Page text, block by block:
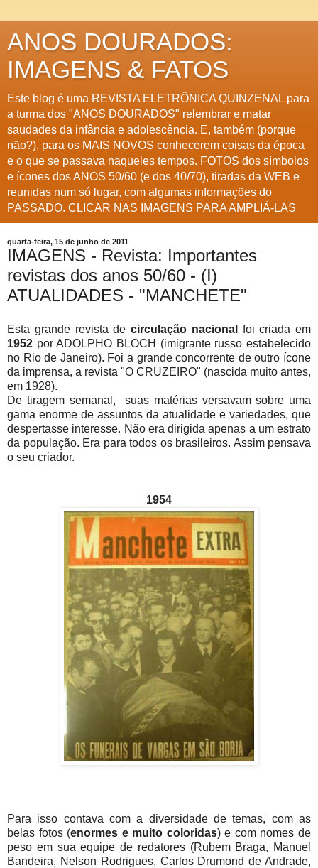
ANOS DOURADOS:
IMAGENS & FATOS
Este blog é uma REVISTA ELETRÔNICA QUINZENAL para
a turma dos "ANOS DOURADOS" relembrar e matar
saudades da infância e adolescência. E, também (porque
não?), para os MAIS NOVOS conhecerem coisas da época
e o que se passava naqueles tempos. FOTOS dos símbolos
e ícones dos ANOS 50/60 (e dos 40/70), tiradas da WEB e
reunidas num só lugar, com algumas informações do
PASSADO. CLICAR NAS IMAGENS PARA AMPLIÁ-LAS
quarta-feira, 15 de junho de 2011
IMAGENS - Revista: Importantes
revistas dos anos 50/60 - (I)
ATUALIDADES - "MANCHETE"
Esta grande revista de circulação nacional
foi criada em
1952 por ADOLPHO BLOCH (imigrante russo estabelecido
no Rio de Janeiro). Foi a grande concorrente de outro ícone
da imprensa, a revista "O CRUZEIRO" (nascida muito antes,
em 1928).
De tiragem semanal, suas matérias versavam sobre uma
gama enorme de assuntos da atualidade e variedades, que
despertasse interesse. Não era dirigida apenas a um estrato
da população. Era para todos os brasileiros. Assim pensava
o seu criador.
1954
Para isso contava com a diversidade de temas, com as
belas fotos (enormes e muito coloridas) e com nomes de
peso em sua equipe de redatores (Rubem Braga, Manuel
Bandeira, Nelson Rodrigues, Carlos Drumond de Andrade,